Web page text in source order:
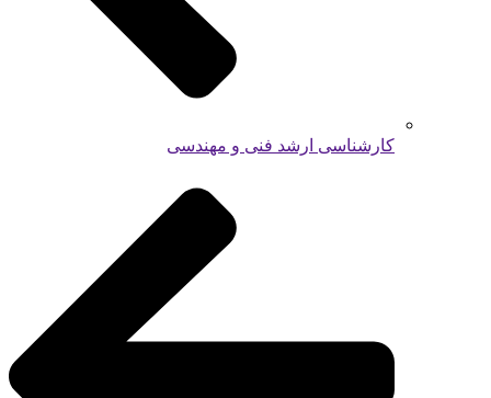
کارشناسی ارشد فنی و مهندسی